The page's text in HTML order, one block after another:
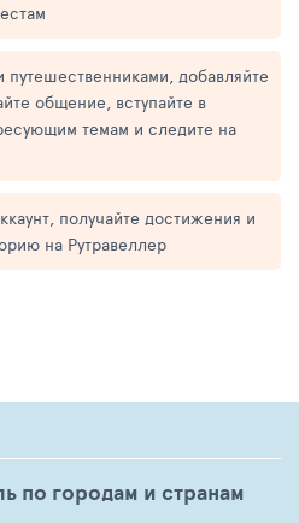
добавляйте
общение, вступайте в
темам и следите на
получайте достижения и
на Рутравеллер
по городам и странам